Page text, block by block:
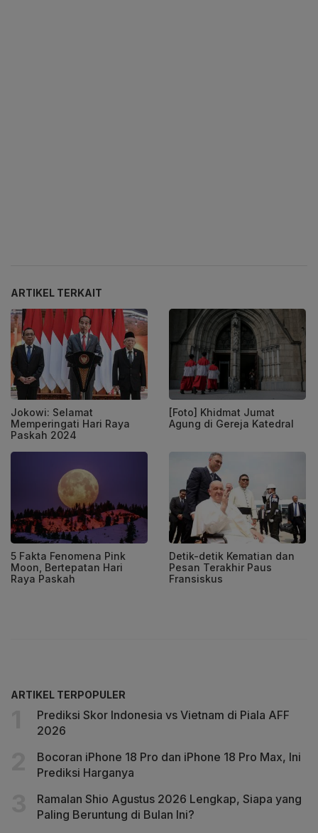
ARTIKEL TERKAIT
Jokowi: Selamat
Memperingati Hari Raya
Paskah 2024
[Foto] Khidmat Jumat
Agung di Gereja Katedral
5 Fakta Fenomena Pink
Moon, Bertepatan Hari
Raya Paskah
Detik-detik Kematian dan
Pesan Terakhir Paus
Fransiskus
ARTIKEL TERPOPULER
Prediksi Skor Indonesia vs Vietnam di Piala AFF
2026
Bocoran iPhone 18 Pro dan iPhone 18 Pro Max, Ini
Prediksi Harganya
Ramalan Shio Agustus 2026 Lengkap, Siapa yang
Paling Beruntung di Bulan Ini?